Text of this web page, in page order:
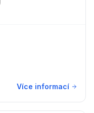
Více informací